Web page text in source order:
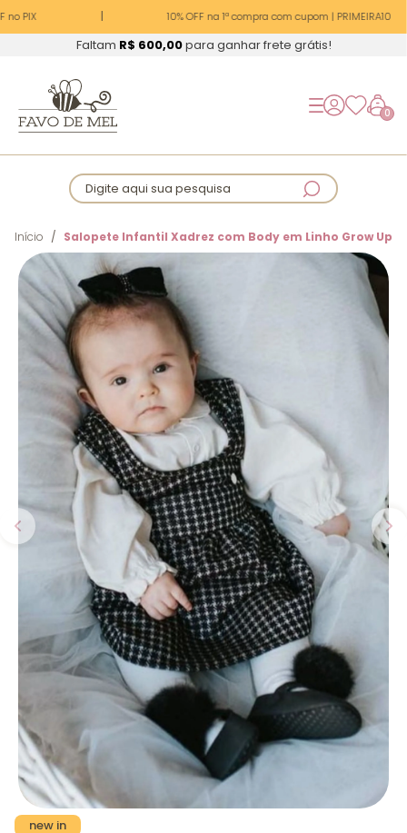
PIX 10% OFF na 1ª compra com cupom | PRIMEIRA10
Faltam R$ 600,00para ganhar frete grátis!
0
Digite aqui sua pesquisa
Início Salopete Infantil Xadrez com Body em Linho Grow Up
new in